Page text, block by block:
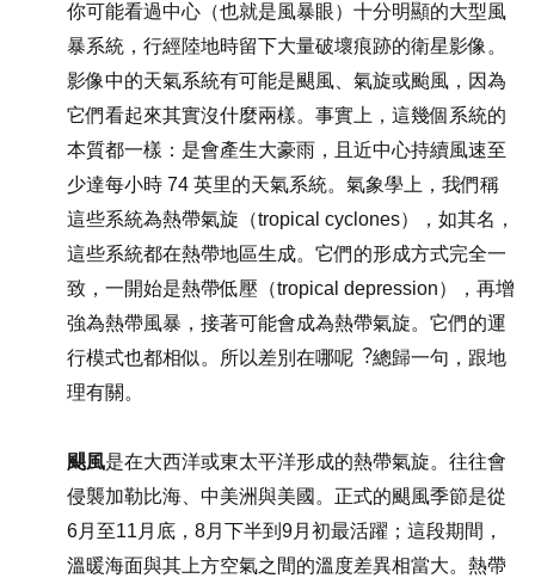
你可能看過中心（也就是風暴眼）十分明顯的大型風
暴系統，行經陸地時留下大量破壞痕跡的衛星影像。
影像中的天氣系統有可能是颶風、氣旋或颱風，因為
它們看起來其實沒什麼兩樣。事實上，這幾個系統的
本質都一樣：是會產生大豪雨，且近中心持續風速至
少達每小時 74 英里的天氣系統。氣象學上，我們稱
這些系統為熱帶氣旋（tropical cyclones），如其名，
這些系統都在熱帶地區生成。它們的形成方式完全一
致，一開始是熱帶低壓（tropical depression），再增
強為熱帶風暴，接著可能會成為熱帶氣旋。它們的運
行模式也都相似。所以差別在哪呢︖總歸一句，跟地
理有關。
颶風是在大西洋或東太平洋形成的熱帶氣旋。往往會
侵襲加勒比海、中美洲與美國。正式的颶風季節是從
6月至11月底，8月下半到9月初最活躍；這段期間，
溫暖海面與其上方空氣之間的溫度差異相當大。熱帶